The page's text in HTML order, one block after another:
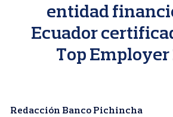
entidad
Ecuador
Top Employer
Redacción Banco Pichincha